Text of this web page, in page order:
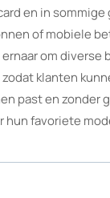
en in sommige
of mobiele
om diverse
klanten
past en zonder
hun favoriete